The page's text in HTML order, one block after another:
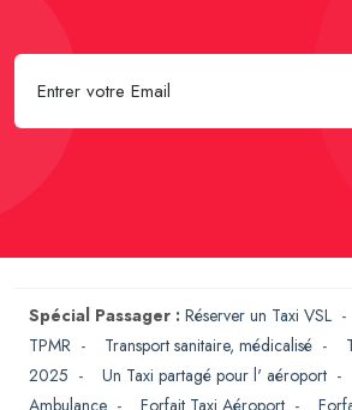
Spécial Passager : Réserver un Taxi VSL -
TPMR - Transport sanitaire, médicalisé -
2025 - Un Taxi partagé pour l' aéroport -
Ambulance - Forfait Taxi Aéroport -